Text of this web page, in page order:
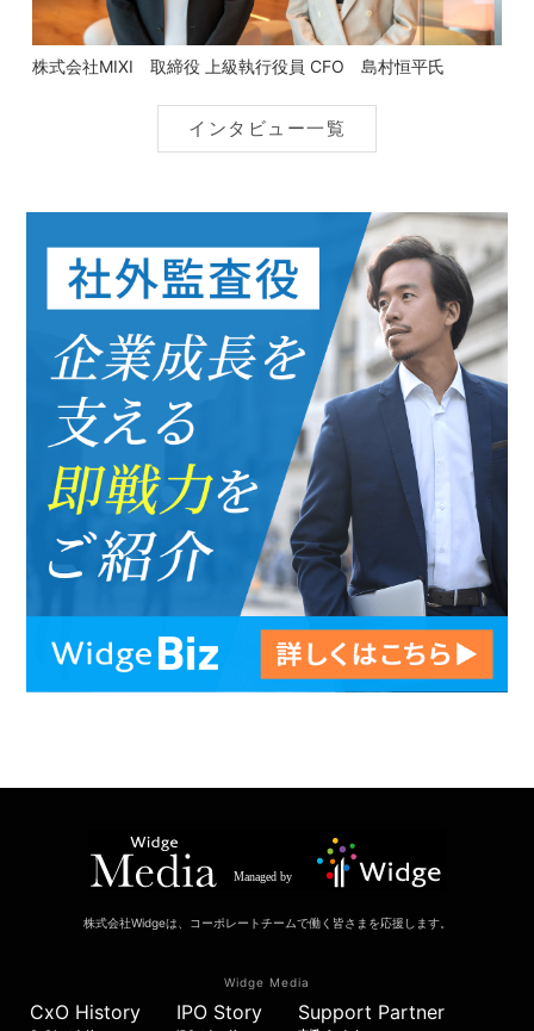
株式会社MIXI 取締役 上級執行役員 CFO 島村恒平氏
インタビュー一覧
株式会社Widgeは、コーポレートチームで働く皆さまを応援します。
Widge Media
CxO History IPO Story Support Partner